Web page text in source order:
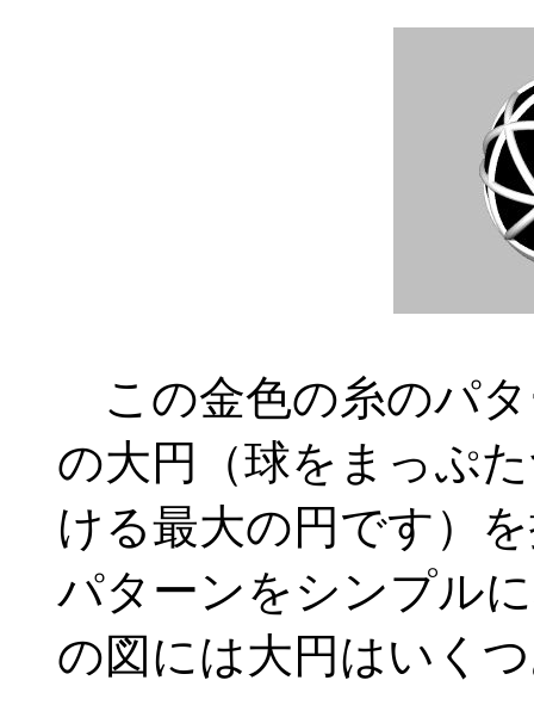
この金色の糸のパ
の大円（球をまっぷ
ける最大の円です）
パターンをシンプル
の図には大円はいく